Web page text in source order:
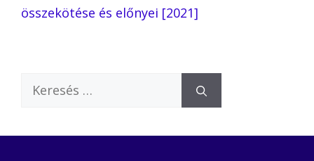
összekötése és előnyei [2021]
Keresés: